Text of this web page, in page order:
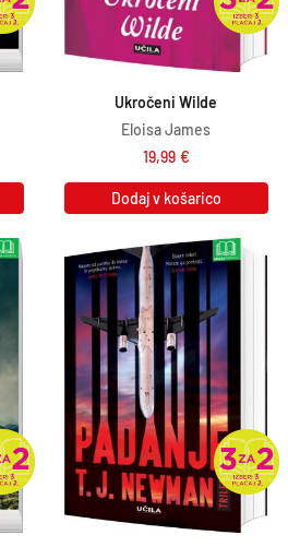
Ukročeni Wilde
Eloisa James
19,99 €
Dodaj v košarico